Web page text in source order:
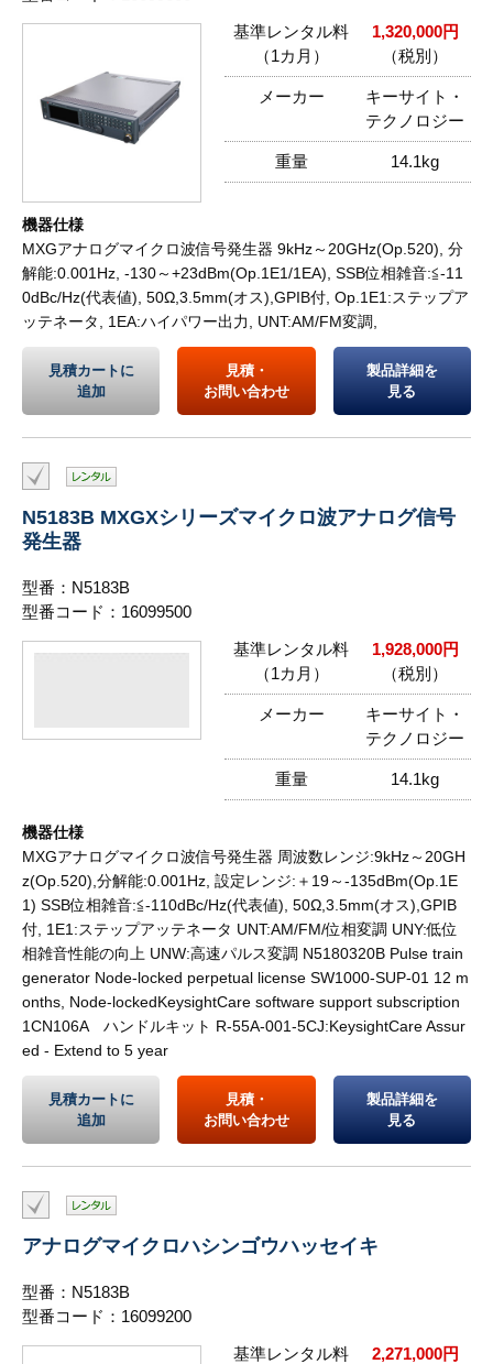
基準レンタル料
（1カ月）
1,320,000円
（税別）
メーカー
キーサイト・
テクノロジー
重量 14.1kg
機器仕様
MXGアナログマイクロ波信号発生器 9kHz～20GHz(Op.520), 分
解能:0.001Hz, -130～+23dBm(Op.1E1/1EA), SSB位相雑音:≦-11
0dBc/Hz(代表値), 50Ω,3.5mm(オス),GPIB付, Op.1E1:ステップア
ッテネータ, 1EA:ハイパワー出力, UNT:AM/FM変調,
見積カートに
追加
見積・
お問い合わせ
製品詳細を
見る
N5183B MXGXシリーズマイクロ波アナログ信号
発生器
型番：N5183B
型番コード：16099500
基準レンタル料
（1カ月）
1,928,000円
（税別）
メーカー
キーサイト・
テクノロジー
重量 14.1kg
機器仕様
MXGアナログマイクロ波信号発生器 周波数レンジ:9kHz～20GH
z(Op.520),分解能:0.001Hz, 設定レンジ:＋19～-135dBm(Op.1E
1) SSB位相雑音:≦-110dBc/Hz(代表値), 50Ω,3.5mm(オス),GPIB
付, 1E1:ステップアッテネータ UNT:AM/FM/位相変調 UNY:低位
相雑音性能の向上 UNW:高速パルス変調 N5180320B Pulse train
generator Node-locked perpetual license SW1000-SUP-01 12 m
onths, Node-lockedKeysightCare software support subscription
1CN106A ハンドルキット R-55A-001-5CJ:KeysightCare Assur
ed - Extend to 5 year
見積カートに
追加
見積・
お問い合わせ
製品詳細を
見る
アナログマイクロハシンゴウハッセイキ
型番：N5183B
型番コード：16099200
基準レンタル料
2,271,000円